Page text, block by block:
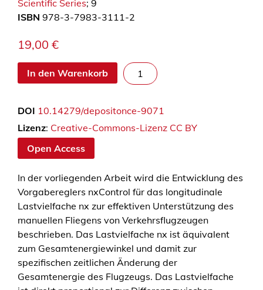
Scientific Series; 9
ISBN 978-3-7983-3111-2
19,00 €
In den Warenkorb
x
o
n
l
:
E
i
n
B
e
i
DOI 10.14279/depositonce-9071
Lizenz: Creative-Commons-Lizenz CC BY
Open Access
In der vorliegenden Arbeit wird die Entwicklung des
Vorgabereglers nxControl für das longitudinale
Lastvielfache nx zur effektiven Unterstützung des
manuellen Fliegens von Verkehrsflugzeugen
beschrieben. Das Lastvielfache nx ist äquivalent
zum Gesamtenergiewinkel und damit zur
spezifischen zeitlichen Änderung der
Gesamtenergie des Flugzeugs. Das Lastvielfache